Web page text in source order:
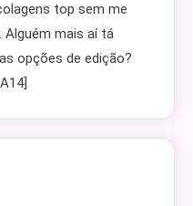
top sem me
mais aí tá
opções de edição?